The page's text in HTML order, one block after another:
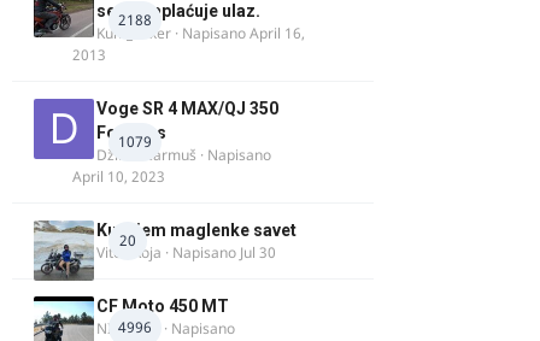
2188
se ne naplaćuje ulaz.
Kum_Mixer · NapisanoApril 16,
2013
1079
Voge SR 4 MAX/QJ 350
Fortress
Džim Džarmuš · Napisano
April 10, 2023
20
Kupujem maglenke savet
Vitez Koja · Napisano Jul 30
4996
CF Moto 450 MT
NIKOLA 1
· Napisano